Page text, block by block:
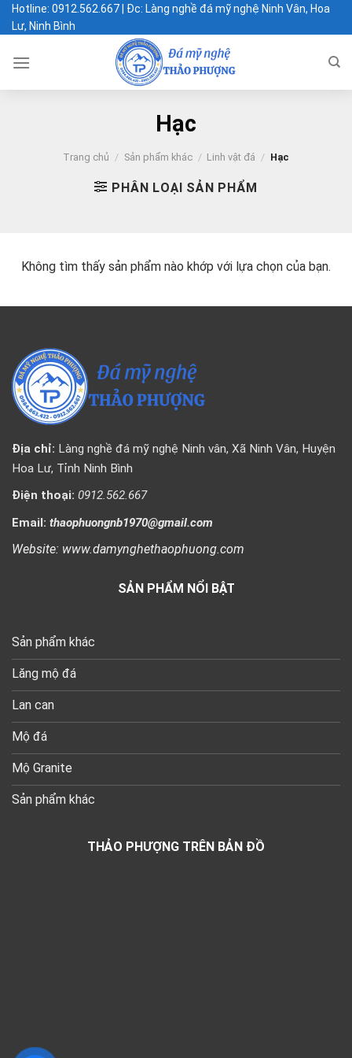
Chuyển
đến
dung
Hotline: 0912.562.667 | Đc: Làng nghề đá mỹ nghệ Ninh Vân, Hoa
Lư, Ninh Bình
Hạc
Trang chủ / Sản phẩm khác / Linh vật đá / Hạc
PHÂN LOẠI SẢN PHẨM
Không tìm thấy sản phẩm nào khớp với lựa chọn của bạn.
Địa chỉ: Làng nghề đá mỹ nghệ Ninh vân, Xã Ninh Vân, Huyện
Hoa Lư, Tỉnh Ninh Bình
Điện thoại: 0912.562.667
Email: thaophuongnb1970@gmail.com
Website: www.damynghethaophuong.com
SẢN PHẨM NỔI BẬT
Sản phẩm khác
Lăng mộ đá
Lan can
Mộ đá
Mộ Granite
Sản phẩm khác
THẢO PHƯỢNG TRÊN BẢN ĐỒ